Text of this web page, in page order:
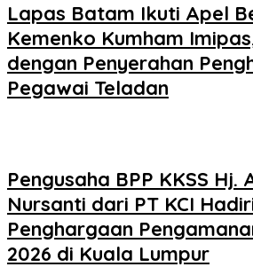
Lapas Batam Ikuti Apel
Kemenko Kumham
dengan Penyerahan
Pegawai Teladan
Pengusaha BPP KKSS Hj.
Nursanti dari PT KCI
Penghargaan
2026 di Kuala Lumpur